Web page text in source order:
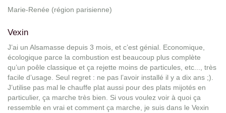
Marie-Renée (région parisienne)
Vexin
J’ai un Alsamasse depuis 3 mois, et c’est génial. Economique,
écologique parce la combustion est beaucoup plus complète
qu’un poêle classique et ça rejette moins de particules, etc..., très
facile d’usage. Seul regret : ne pas l’avoir installé il y a dix ans ;).
J’utilise pas mal le chauffe plat aussi pour des plats mijotés en
particulier, ça marche très bien. Si vous voulez voir à quoi ça
ressemble en vrai et comment ça marche, je suis dans le Vexin